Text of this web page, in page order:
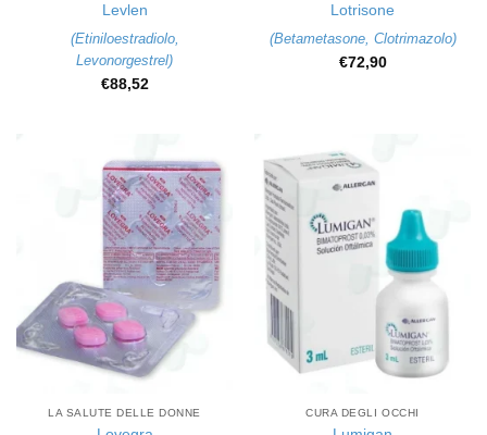
Levlen
(Etiniloestradiolo,
Levonorgestrel)
€88,52
Lotrisone
(Betametasone, Clotrimazolo)
€72,90
LA SALUTE DELLE DONNE CURA DEGLI OCCHI